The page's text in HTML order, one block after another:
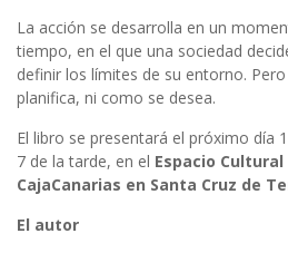
La acción se desarrolla en un
tiempo, en el que una sociedad
definir los límites de su entorno.
planifica, ni como se desea.
El libro se presentará el próximo día
7 de la tarde, en el Espacio
CajaCanarias en Santa Cruz de
El autor